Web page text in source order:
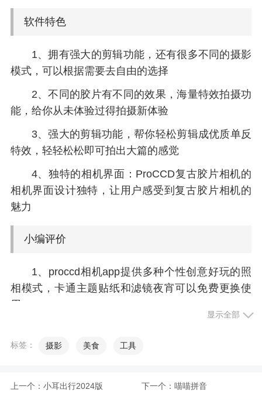
软件特色
1、拥有强大的剪辑功能，还有很多不同的摄影
模式，可以根据需要去自由的选择
2、不同的胶片有不同的效果，海量特效拍摄功
能，给你从未体验过得拍摄新体验
3、强大的剪辑功能，帮你轻松剪辑成优质单反
特效，轻轻松松即可拍出大篇的感觉
4、独特的相机界面：ProCCD复古胶片相机的
相机界面设计独特，让用户感受到复古胶片相机的
魅力
小编评价
1、proccd相机app提供多种个性创意好玩的照
相模式，卡通主题贴纸和滤镜夜宵可以免费更换使
用
手机提示您的手机被监控，所以请你们改善第三方
用你的的软件了，你们要重视，要倾听客户的心
显示全部
标签： 摄影 美食 工具
上一个： 小耳出行2024版 下一个： 喵喵拼音